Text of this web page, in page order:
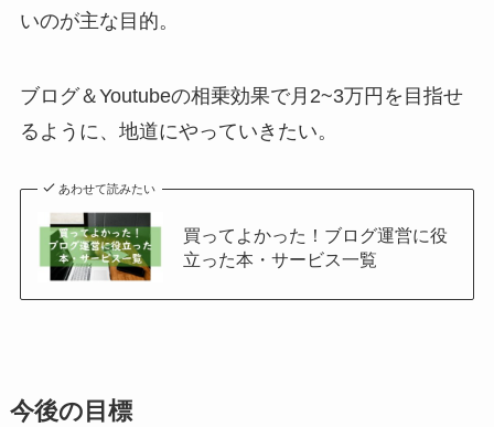
いのが主な目的。
ブログ＆Youtubeの相乗効果で月2~3万円を目指せ
るように、地道にやっていきたい。
あわせて読みたい
買ってよかった！ブログ運営に役
立った本・サービス一覧
今後の目標